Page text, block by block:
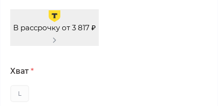
В рассрочку от 3 817 ₽
Хват *
L